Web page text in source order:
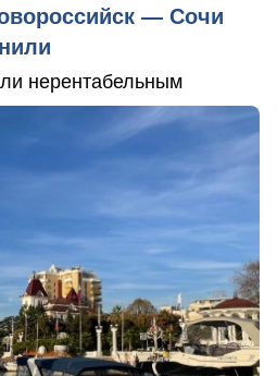
— Сочи
нерентабельным